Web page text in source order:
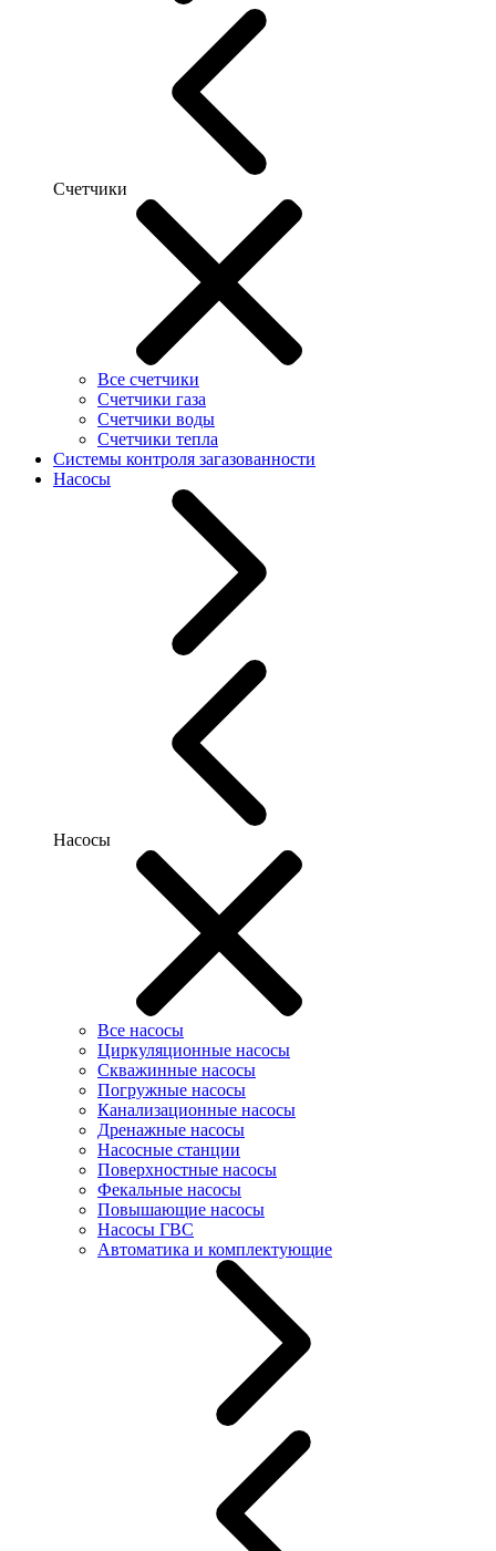
Счетчики
Все счетчики
Счетчики газа
Счетчики воды
Счетчики тепла
Системы контроля загазованности
Насосы
Насосы
Все насосы
Циркуляционные насосы
Скважинные насосы
Погружные насосы
Канализационные насосы
Дренажные насосы
Насосные станции
Поверхностные насосы
Фекальные насосы
Повышающие насосы
Насосы ГВС
Автоматика и комплектующие